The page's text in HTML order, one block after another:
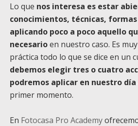
Lo que nos interesa es estar
conocimientos, técnicas,
aplicando poco a poco aquello
necesarioen nuestro caso. Es
práctica todo lo que se dice en un
debemos elegir tres o cuatro
podremos aplicar en nuestro día
primer momento.
En Fotocasa Pro Academy